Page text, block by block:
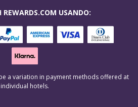
REWARDS.COM USANDO:
a variation in payment methods offered at
individual hotels.